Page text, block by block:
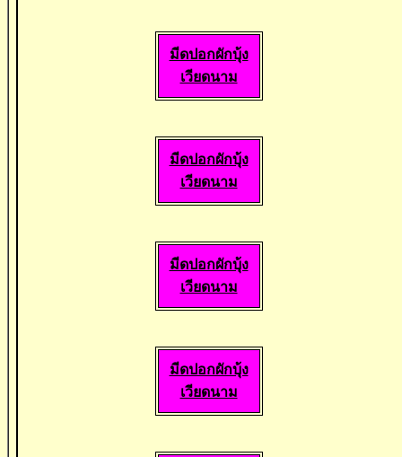
มีดปอกผักบุ้ง
เวียดนาม
มีดปอกผักบุ้ง
เวียดนาม
มีดปอกผักบุ้ง
เวียดนาม
มีดปอกผักบุ้ง
เวียดนาม